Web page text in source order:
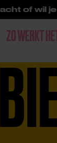
of wil
ZO WERKT